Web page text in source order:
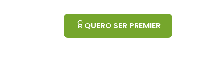
QUERO SER PREMIER